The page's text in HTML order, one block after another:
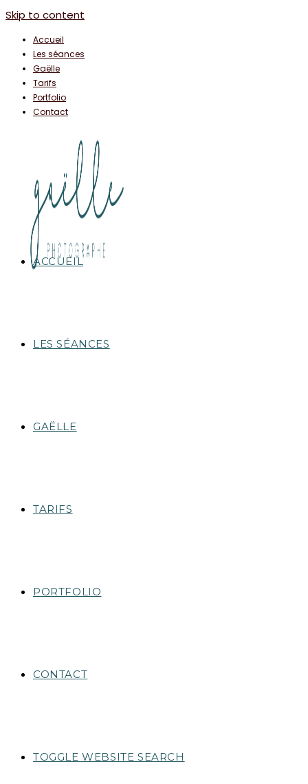
Skip to content
Accueil
Les séances
Gaëlle
Tarifs
Portfolio
Contact
ACCUEIL
LES SÉANCES
GAËLLE
TARIFS
PORTFOLIO
CONTACT
TOGGLE WEBSITE SEARCH